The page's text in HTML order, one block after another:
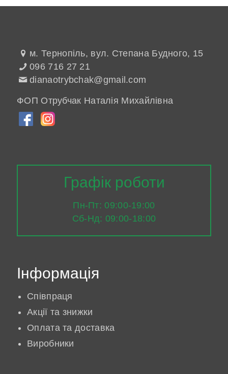
м. Тернопіль, вул. Степана Будного, 15
096 716 27 21
dianaotrybchak@gmail.com
ФОП Отрубчак Наталія Михайлівна
Графік роботи
Пн-Пт: 09:00-19:00
Сб-Нд: 09:00-18:00
Інформація
Співпраця
Акції та знижки
Оплата та доставка
Виробники